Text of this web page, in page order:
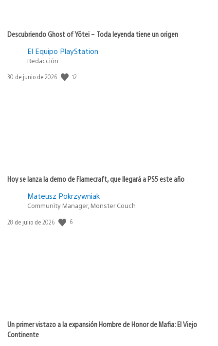
Descubriendo Ghost of Yōtei – Toda leyenda tiene un origen
El Equipo PlayStation
Redacción
Fecha
30 de junio de 2026 12
Hoy se lanza la demo de Flamecraft, que llegará a PS5 este año
Mateusz Pokrzywniak
Community Manager, Monster Couch
Fecha
28 de julio de 2026 6
Un primer vistazo a la expansión Hombre de Honor de Mafia: El Viejo
Continente